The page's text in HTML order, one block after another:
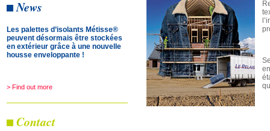
News
Les palettes d’isolants Métisse®
peuvent désormais être stockées
en extérieur grâce à une nouvelle
housse enveloppante !
> Find out more
Contact